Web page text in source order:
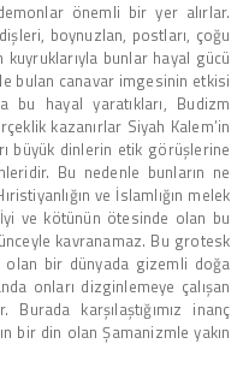
önemli bir yer alırlar.
boynuzlan, postları, çoğu
bunlar hayal gücü
bulan canavar imgesinin etkisi
bu hayal yaratıkları, Budizm
kazanırlar Siyah Kalem’in
büyük dinlerin etik görüşlerine
Bu nedenle bunların ne
ve İslamlığın melek
ve kötünün ötesinde olan bu
kavranamaz. Bu grotesk
olan bir dünyada gizemli doğa
onları dizginlemeye çalışan
karşılaştığımız inanç
bir din olan Şamanizmle yakın